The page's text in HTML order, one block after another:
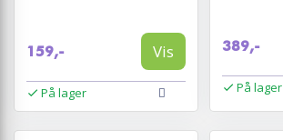
159,- Vis
På lager
389,-
På lager